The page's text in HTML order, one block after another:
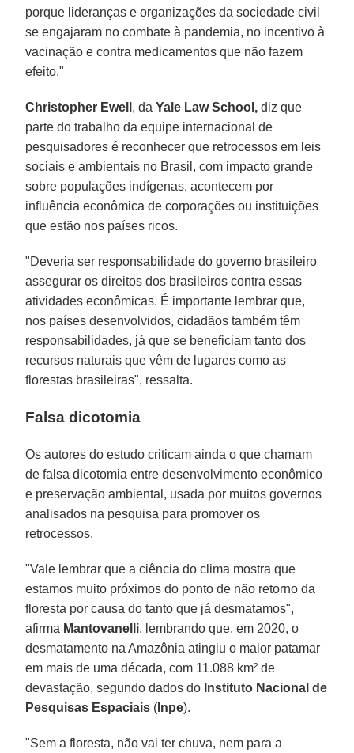
porque lideranças e organizações da sociedade civil
se engajaram no combate à pandemia, no incentivo à
vacinação e contra medicamentos que não fazem
efeito."
Christopher Ewell , daYale Law School, diz que
parte do trabalho da equipe internacional de
pesquisadores é reconhecer que retrocessos em leis
sociais e ambientais no Brasil, com impacto grande
sobre populações indígenas, acontecem por
influência econômica de corporações ou instituições
que estão nos países ricos.
"Deveria ser responsabilidade do governo brasileiro
assegurar os direitos dos brasileiros contra essas
atividades econômicas. É importante lembrar que,
nos países desenvolvidos, cidadãos também têm
responsabilidades, já que se beneficiam tanto dos
recursos naturais que vêm de lugares como as
florestas brasileiras", ressalta.
Falsa dicotomia
Os autores do estudo criticam ainda o que chamam
de falsa dicotomia entre desenvolvimento econômico
e preservação ambiental, usada por muitos governos
analisados na pesquisa para promover os
retrocessos.
"Vale lembrar que a ciência do clima mostra que
estamos muito próximos do ponto de não retorno da
floresta por causa do tanto que já desmatamos",
afirma Mantovanelli, lembrando que, em 2020, o
desmatamento na Amazônia atingiu o maior patamar
em mais de uma década, com 11.088 km² de
devastação, segundo dados do Instituto Nacional de
Pesquisas Espaciais ( Inpe).
"Sem a floresta, não vai ter chuva, nem para a